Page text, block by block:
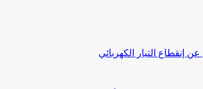
إنقطاع التيار الكهربائي